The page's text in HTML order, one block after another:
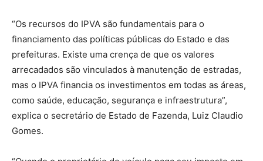
“Os recursos do IPVA são fundamentais para o
financiamento das políticas públicas do Estado e das
prefeituras. Existe uma crença de que os valores
arrecadados são vinculados à manutenção de estradas,
mas o IPVA financia os investimentos em todas as áreas,
como saúde, educação, segurança e infraestrutura”,
explica o secretário de Estado de Fazenda, Luiz Claudio
Gomes.